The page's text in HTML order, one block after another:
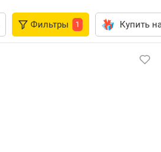
Фильтры 1 Купить